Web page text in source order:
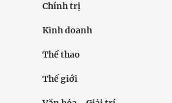
Chính trị
Kinh doanh
Thể thao
Thế giới